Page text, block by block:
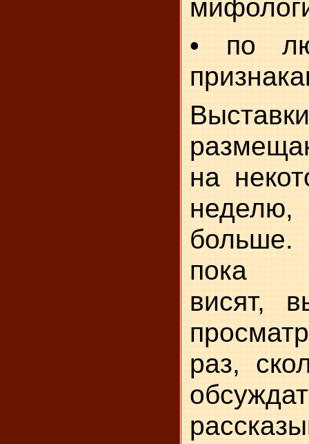
• по
Выставки
на
пока
висят,
раз,